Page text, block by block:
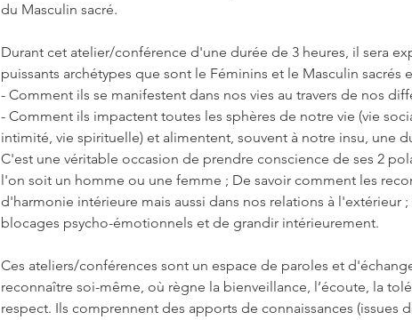
du Masculin sacré.
Durant cet atelier/conférence d'une durée de 3 heures, il sera
puissants archétypes que sont le Féminins et le Masculin sacrés
- Comment ils se manifestent dans nos vies au travers de nos
- Comment ils impactent toutes les sphères de notre vie (vie
intimité, vie spirituelle) et alimentent, souvent à notre insu, une
C'est une véritable occasion de prendre conscience de ses 2
l'on soit un homme ou une femme ; De savoir comment les
d'harmonie intérieure mais aussi dans nos relations à l'extérieur
blocages psycho-émotionnels et de grandir intérieurement.
Ces ateliers/conférences sont un espace de paroles et
reconnaître soi-même, où règne la bienveillance, l’écoute, la
respect. Ils comprennent des apports de connaissances (issues